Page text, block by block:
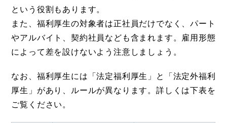
という役割もあります。
また、福利厚生の対象者は正社員だけでなく、パート
やアルバイト、契約社員なども含まれます。雇用形態
によって差を設けないよう注意しましょう。
なお、福利厚生には「法定福利厚生」と「法定外福利
厚生」があり、ルールが異なります。詳しくは下表を
ご覧ください。